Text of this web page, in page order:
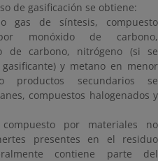
de gasificación se obtiene:
gas de síntesis, compuesto
monóxido de carbono,
de carbono, nitrógeno (si se
y metano en menor
productos secundarios se
compuestos halogenados y
por materiales no
presentes en el residuo
contiene parte del